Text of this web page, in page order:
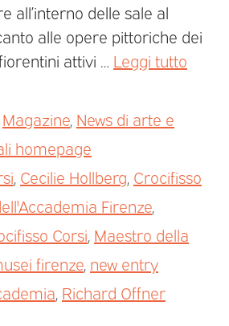
all’interno delle sale al
alle opere pittoriche dei
attivi … Leggi tutto
Magazine, News di arte e
homepage
, Cecilie Hollberg, Crocifisso
Firenze,
Corsi, Maestro della
firenze, new entry
, Richard Offner